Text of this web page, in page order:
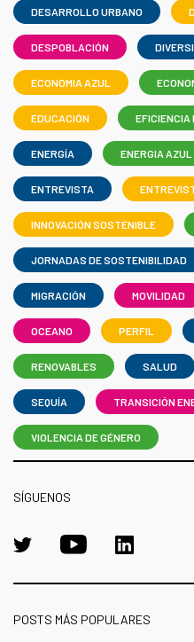
DESARROLLO URBANO
DESPOBLACIÓN
ECONOMIA AZUL
EDUCACIÓN EFICIENCIA
ENERGÍA ENERGIA AZUL
ENTREVISTA
INNOVACIÓN SOSTENIBLE
JORNADAS DE SOSTENIBILIDAD
MIGRACIÓN MOVILIDAD
OCEANO PERFIL
RENOVABLES SALUD
SEQUÍA TRANSICIÓN
VIOLENCIA DE GÉNERO
SÍGUENOS
POSTS MÁS POPULARES